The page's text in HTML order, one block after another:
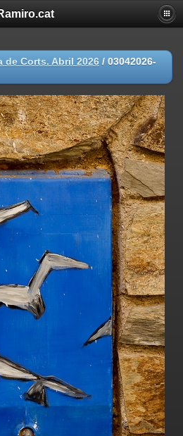
de Corts. Abril 2026 / 03042026-